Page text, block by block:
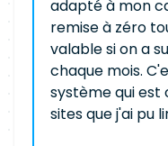
adapté à mon
remise à zéro
valable si on a
chaque mois.
système qui est
sites que j'ai pu